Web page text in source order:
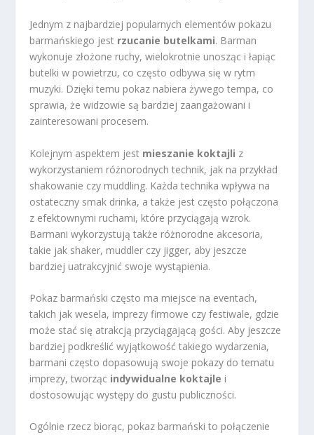
Jednym z najbardziej popularnych elementów pokazu
barmańskiego jest rzucanie butelkami. Barman
wykonuje złożone ruchy, wielokrotnie unosząc i łapiąc
butelki w powietrzu, co często odbywa się w rytm
muzyki. Dzięki temu pokaz nabiera żywego tempa, co
sprawia, że widzowie są bardziej zaangażowani i
zainteresowani procesem.
Kolejnym aspektem jest mieszanie koktajli z
wykorzystaniem różnorodnych technik, jak na przykład
shakowanie czy muddling. Każda technika wpływa na
ostateczny smak drinka, a także jest często połączona
z efektownymi ruchami, które przyciągają wzrok.
Barmani wykorzystują także różnorodne akcesoria,
takie jak shaker, muddler czy jigger, aby jeszcze
bardziej uatrakcyjnić swoje wystąpienia.
Pokaz barmański często ma miejsce na eventach,
takich jak wesela, imprezy firmowe czy festiwale, gdzie
może stać się atrakcją przyciągającą gości. Aby jeszcze
bardziej podkreślić wyjątkowość takiego wydarzenia,
barmani często dopasowują swoje pokazy do tematu
imprezy, tworząc indywidualne koktajle i
dostosowując występy do gustu publiczności.
Ogólnie rzecz biorąc, pokaz barmański to połączenie